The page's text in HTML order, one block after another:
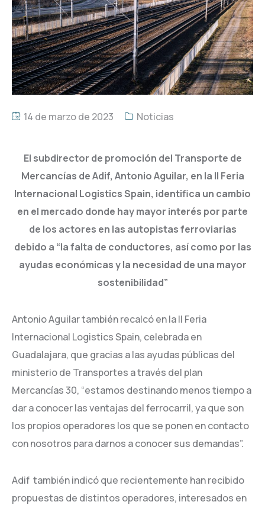
14 de marzo de 2023 Noticias
El subdirector de promoción del Transporte de
Mercancías de Adif, Antonio Aguilar, en la II Feria
Internacional Logistics Spain, identifica un cambio
en el mercado donde hay mayor interés por parte
de los actores en las autopistas ferroviarias
debido a “la falta de conductores, así como por las
ayudas económicas y la necesidad de una mayor
sostenibilidad”
Antonio Aguilar también recalcó en la II Feria
Internacional Logistics Spain, celebrada en
Guadalajara, que gracias a las ayudas públicas del
ministerio de Transportes a través del plan
Mercancías 30, “estamos destinando menos tiempo a
dar a conocer las ventajas del ferrocarril, ya que son
los propios operadores los que se ponen en contacto
con nosotros para darnos a conocer sus demandas”.
Adif también indicó que recientemente han recibido
propuestas de distintos operadores, interesados en